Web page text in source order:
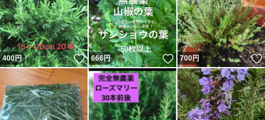
■こちらからは、傷んだものは発送していません。
ゆうパックは、早く届けてもらえるので、
変更して下さい。
■こちらでは、発送後は、責任とれません。
400円 いいね！
666円 いいね！
700円